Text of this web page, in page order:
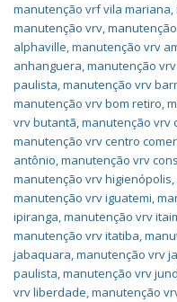
manutenção vrf vila mariana,
manutenção vrv,
alphaville,manutenção vrv
anhanguera,manutenção
paulista,manutenção vrv
manutenção vrv bom retiro,
vrv butantã,manutenção vrv
manutenção vrv centro
antônio,manutenção vrv
manutenção vrv higienópolis,
manutenção vrv iguatemi,
ipiranga,manutenção vrv
manutenção vrv itatiba,
jabaquara,manutenção vrv
paulista,manutenção vrv
vrv liberdade,manutenção